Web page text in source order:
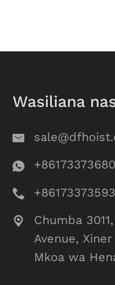
Wasiliana
Chumba
Avenue,
Mkoa wa